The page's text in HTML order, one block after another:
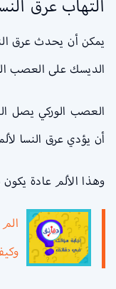
التهاب عرق
يمكن أن يحدث عرق
الديسك على العصب
العصب الوركي يصل
أن يؤدي عرق النسا
وهذا الألم عادة يكون